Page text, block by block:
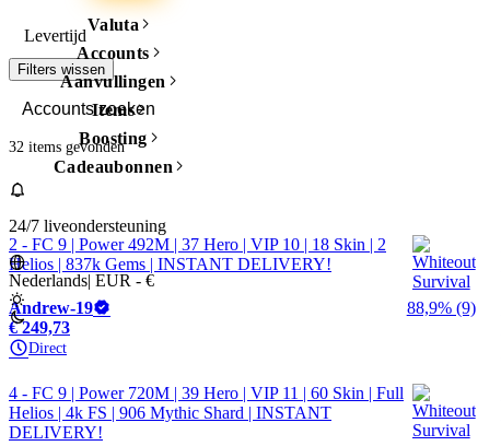
Valuta
Accounts
Aanvullingen
Items
Boosting
Cadeaubonnen
24/7 liveondersteuning
Nederlands| EUR - €
Levertijd
Filters wissen
32 items gevonden
2 - FC 9 | Power 492M | 37 Hero | VIP 10 | 18 Skin | 2
Helios | 837k Gems | INSTANT DELIVERY!
Andrew-19
88,9% (9)
€ 249,73
Direct
4 - FC 9 | Power 720M | 39 Hero | VIP 11 | 60 Skin | Full
Helios | 4k FS | 906 Mythic Shard | INSTANT
DELIVERY!